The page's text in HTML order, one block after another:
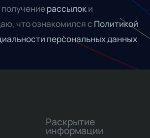
получениерассылоки
что ознакомился с Политикой
персональных данных
Раскрытие
информации